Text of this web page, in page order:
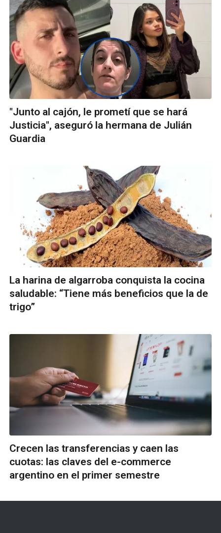
"Junto al cajón, le prometí que se hará
Justicia", aseguró la hermana de Julián
Guardia
La harina de algarroba conquista la cocina
saludable: “Tiene más beneficios que la de
trigo”
Crecen las transferencias y caen las
cuotas: las claves del e-commerce
argentino en el primer semestre